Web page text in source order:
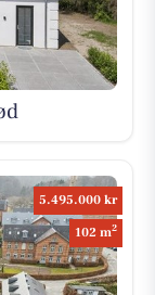
5.495.000 kr
102 m2